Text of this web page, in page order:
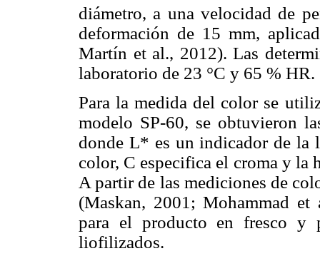
diámetro, a una velocidad de
deformación de 15 mm,
Martín et al., 2012). Las
laboratorio de 23 °C y 65 % HR.
Para la medida del color se
modelo SP-60, se obtuvieron
donde L* es un indicador de la
color, C especifica el croma y la
A partir de las mediciones de
(Maskan, 2001; Mohammad et
para el producto en fresco y
liofilizados.